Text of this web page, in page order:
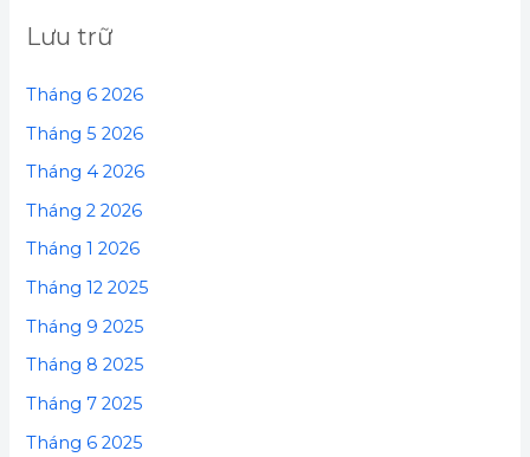
Lưu trữ
Tháng 6 2026
Tháng 5 2026
Tháng 4 2026
Tháng 2 2026
Tháng 1 2026
Tháng 12 2025
Tháng 9 2025
Tháng 8 2025
Tháng 7 2025
Tháng 6 2025